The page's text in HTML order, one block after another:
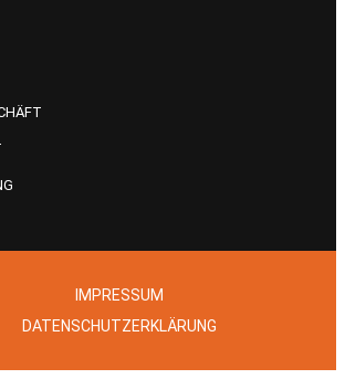
IMPRESSUM
DATENSCHUTZERKLÄRUNG